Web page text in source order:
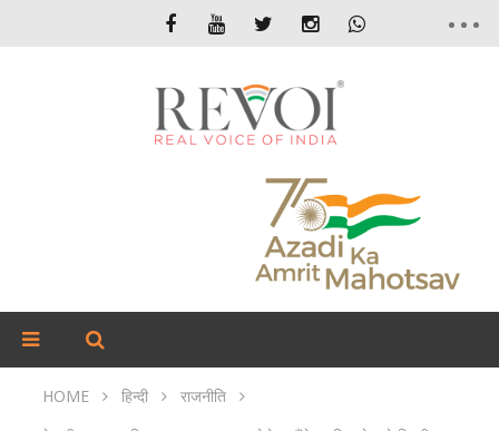
HOME हिन्दी
राजनीति